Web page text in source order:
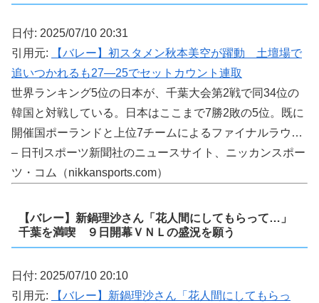
日付: 2025/07/10 20:31
引用元:
【バレー】初スタメン秋本美空が躍動 土壇場で
追いつかれるも27―25でセットカウント連取
世界ランキング5位の日本が、千葉大会第2戦で同34位の
韓国と対戦している。日本はここまで7勝2敗の5位。既に
開催国ポーランドと上位7チームによるファイナルラウ…
– 日刊スポーツ新聞社のニュースサイト、ニッカンスポー
ツ・コム（nikkansports.com）
【バレー】新鍋理沙さん「花人間にしてもらって…」
千葉を満喫 ９日開幕ＶＮＬの盛況を願う
日付: 2025/07/10 20:10
引用元:
【バレー】新鍋理沙さん「花人間にしてもらっ